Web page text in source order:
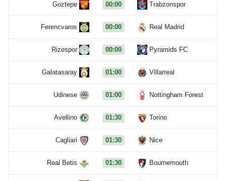
Goztepe 00:00 Trabzonspor
Ferencvaros 00:00 Real Madrid
Rizespor 00:00 Pyramids FC
Galatasaray 01:00 Villarreal
Udinese 01:00 Nottingham Forest
Avellino 01:30 Torino
Cagliari 01:30 Nice
Real Betis 01:30 Bournemouth